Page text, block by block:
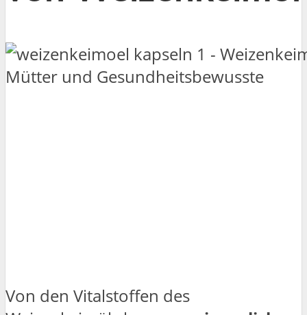
Von den Vitalstoffen des